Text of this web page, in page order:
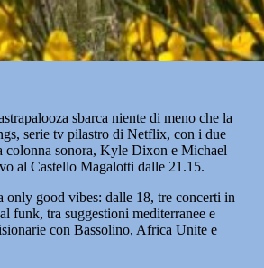
sbarca niente di meno che la
serie tv pilastro di Netflix, con i due
colonna sonora, Kyle Dixon e Michael
al Castello Magalotti dalle 21.15.
only good vibes: dalle 18, tre concerti in
funk, tra suggestioni mediterranee e
con Bassolino, Africa Unite e